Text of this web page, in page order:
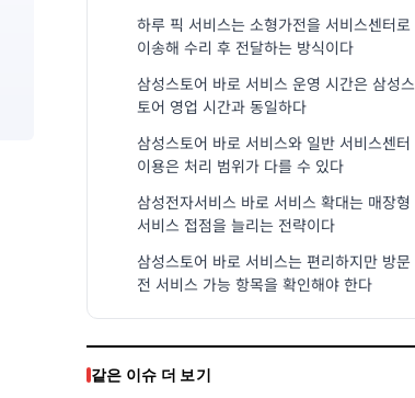
하루 픽 서비스는 소형가전을 서비스센터로
이송해 수리 후 전달하는 방식이다
삼성스토어 바로 서비스 운영 시간은 삼성스
토어 영업 시간과 동일하다
삼성스토어 바로 서비스와 일반 서비스센터
이용은 처리 범위가 다를 수 있다
삼성전자서비스 바로 서비스 확대는 매장형
서비스 접점을 늘리는 전략이다
삼성스토어 바로 서비스는 편리하지만 방문
전 서비스 가능 항목을 확인해야 한다
같은 이슈 더 보기